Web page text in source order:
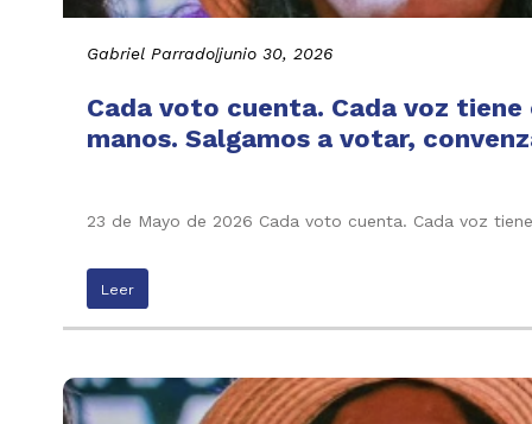
Gabriel Parrado|junio 30, 2026
Cada voto cuenta. Cada voz
manos. Salgamos a votar,
23 de Mayo de 2026 Cada voto cuenta. Cada voz
Leer